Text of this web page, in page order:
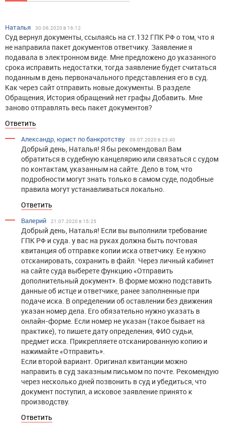
Наталья 30.06.2020 в 16:12
Суд вернул документы, ссылаясь на ст.132 ГПК РФ о том, что я
не направила пакет документов ответчику. Заявление я
подавала в электронном виде. Мне предложено до указанного
срока исправить недостатки, тогда заявление будет считаться
поданным в день первоначального представления его в суд.
Как через сайт отправить новые документы. В разделе
Обращения, История обращений нет графы Добавить. Мне
заново отправлять весь пакет документов?
Ответить
Александр, юрист по банкротству 09.07.2020 в 23:40
Добрый день, Наталья! Я бы рекомендовал Вам
обратиться в судебную канцелярию или связаться с судом
по контактам, указанным на сайте. Дело в том, что
подробности могут знать только в самом суде, подобные
правила могут устанавливаться локально.
Ответить
Валерий 21.07.2020 в 15:25
Добрый день, Наталья! Если вы выполнили требование
ГПК РФ и суда. у вас на руках должна быть почтовая
квитанция об отправке копии иска ответчику. Ее нужно
отсканировать, сохранить в файл. Через личный кабинет
на сайте суда выберете функцию «Отправить
дополнительный документ». В форме можно подставить
данные об истце и ответчике, ранее заполненные при
подаче иска. В определении об оставлении без движения
указан номер дела. Его обязательно нужно указать в
онлайн-форме. Если номер не указан (такое бывает на
практике), то пишете дату определения, ФИО судьи,
предмет иска. Прикрепляете отсканированную копию и
нажимайте «Отправить».
Если второй вариант. Оригинал квитанции можно
направить в суд заказным письмом по почте. Рекомендую
через несколько дней позвонить в суд и убедиться, что
документ поступил, а исковое заявление принято к
производству.
Ответить